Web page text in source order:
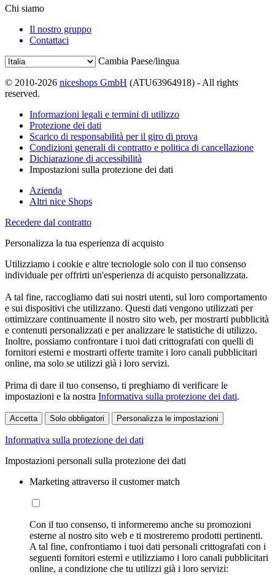
Chi siamo
Il nostro gruppo
Contattaci
Cambia Paese/lingua
© 2010-2026 niceshops GmbH (ATU63964918) - All rights
reserved.
Informazioni legali e termini di utilizzo
Protezione dei dati
Scarico di responsabilità per il giro di prova
Condizioni generali di contratto e politica di cancellazione
Dichiarazione di accessibilità
Impostazioni sulla protezione dei dati
Azienda
Altri nice Shops
Recedere dal contratto
Personalizza la tua esperienza di acquisto
Utilizziamo i cookie e altre tecnologie solo con il tuo consenso
individuale per offrirti un'esperienza di acquisto personalizzata.
A tal fine, raccogliamo dati sui nostri utenti, sul loro comportamento
e sui dispositivi che utilizzano. Questi dati vengono utilizzati per
ottimizzare continuamente il nostro sito web, per mostrarti pubblicità
e contenuti personalizzati e per analizzare le statistiche di utilizzo.
Inoltre, possiamo confrontare i tuoi dati crittografati con quelli di
fornitori esterni e mostrarti offerte tramite i loro canali pubblicitari
online, ma solo se utilizzi già i loro servizi.
Prima di dare il tuo consenso, ti preghiamo di verificare le
impostazioni e la nostra Informativa sulla protezione dei dati.
Accetta Solo obbligatori Personalizza le impostazioni
Informativa sulla protezione dei dati
Impostazioni personali sulla protezione dei dati
Marketing attraverso il customer match
Con il tuo consenso, ti informeremo anche su promozioni
esterne al nostro sito web e ti mostreremo prodotti pertinenti.
A tal fine, confrontiamo i tuoi dati personali crittografati con i
seguenti fornitori esterni e utilizziamo i loro canali pubblicitari
online, a condizione che tu utilizzi già i loro servizi: